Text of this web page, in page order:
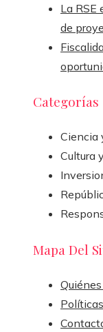
La RSE
de
Categorías
Ciencia
Cultura
Mapa Del